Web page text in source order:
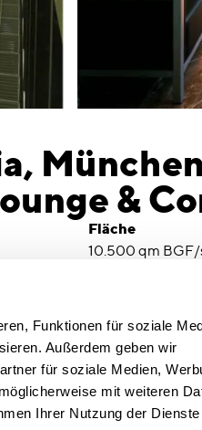
Funktionen für soziale
Außerdem geben wir
für soziale Medien,
mit weiteren
Ihrer Nutzung der Dienste
&
sowie
Fläche
10.500 qm